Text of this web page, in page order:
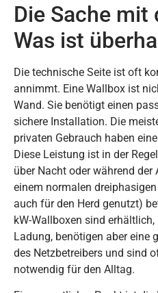
Die Sache mit
Was ist
Die technische Seite ist oft
annimmt. Eine Wallbox ist
Wand. Sie benötigt einen
sichere Installation. Die
privaten Gebrauch haben
Diese Leistung ist in der
über Nacht oder während
einem normalen
auch für den Herd genutzt)
kW-Wallboxen sind
Ladung, benötigen aber eine
des Netzbetreibers und sind
notwendig für den Alltag.